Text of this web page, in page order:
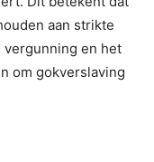
aan strikte
en het
om gokverslaving